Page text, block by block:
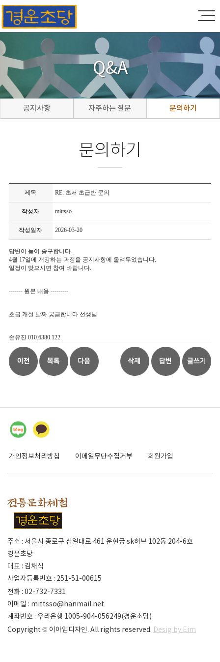
Q&A
공지사항 자주하는 질문 문의하기
문의하기
제목 RE: 초서 초급반 문의
작성자 mittsso
작성일자 2026-03-20
답변이 늦어 송구합니다.
4월 17일에 개강하는 과정을 공지사항에 올려두었습니다.
일정이 맞으시면 참여 바랍니다.
------- 원본 내용 ---------
초급 개설 날짜 궁금합니다 선생님
손유진 010.6380.122
개인정보처리방침 이메일무단수집거부 회원가입
주소 : 서울시 종로구 삼일대로 461 운현궁 sk허브 102동 204-6호
경운초당
대표 : 김채식
사업자등록번호 : 251-51-00615
전화 : 02-732-7331
이메일 : mittsso@hanmail.net
계좌번호 : 우리은행 1005-904-056249(경운초당)
Copyright © 이아임디자인. All rights reserved. Desig by Eim